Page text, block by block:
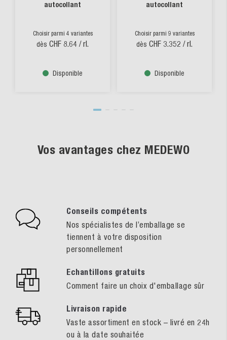
autocollant
Choisir parmi 4 variantes
dès CHF 8.64 / rl.
Disponible
autocollant
Choisir parmi 9 variantes
dès CHF 3.352 / rl.
Disponible
Vos avantages chez MEDEWO
Conseils compétents
Nos spécialistes de l’emballage se
tiennent à votre disposition
personnellement
Echantillons gratuits
Comment faire un choix d'emballage sûr
Livraison rapide
Vaste assortiment en stock – livré en 24h
ou à la date souhaitée